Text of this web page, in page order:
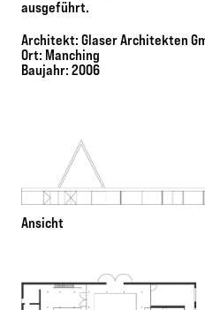
ausgeführt.
Architekt: Glaser Architekten
Ort: Manching
Baujahr: 2006
Ansicht